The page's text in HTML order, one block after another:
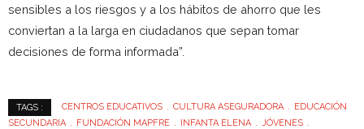
sensibles a los riesgos y a los hábitos de ahorro que les
conviertan a la larga en ciudadanos que sepan tomar
decisiones de forma informada”.
TAGS : CENTROS EDUCATIVOS CULTURA ASEGURADORA
EDUCACIÓN
SECUNDARIA
FUNDACIÓN MAPFRE INFANTA ELENA
JÓVENES